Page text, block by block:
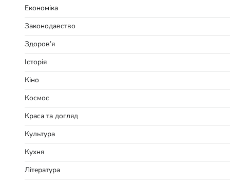
Економіка
Законодавство
Здоров’я
Історія
Кіно
Космос
Краса та догляд
Культура
Кухня
Література